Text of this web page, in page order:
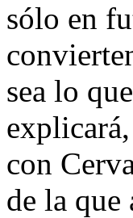
sólo en
sea lo
con
de la que